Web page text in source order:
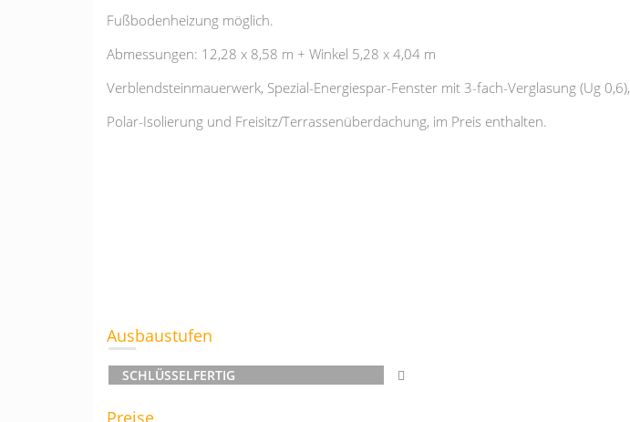
Fußbodenheizung möglich.
Abmessungen: 12,28 x 8,58 m + Winkel 5,28 x 4,04 m
Verblendsteinmauerwerk, Spezial-Energiespar-Fenster mit 3-fach-Verglasung (Ug 0,6),
Polar-Isolierung und Freisitz/Terrassenüberdachung, im Preis enthalten.
Ausbaustufen
SCHLÜSSELFERTIG
Preise